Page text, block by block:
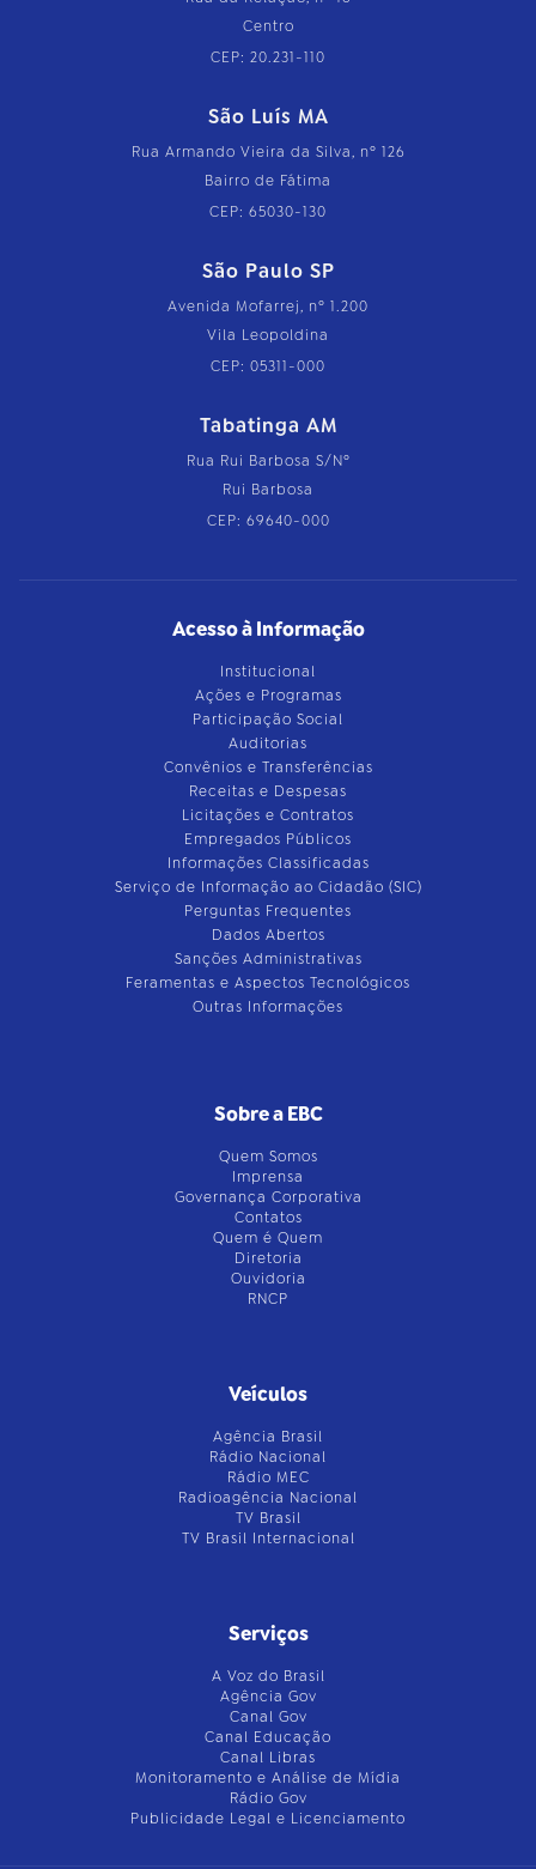
Centro
CEP: 20.231-110
São Luís MA
Rua Armando Vieira da Silva, nº 126
Bairro de Fátima
CEP: 65030-130
São Paulo SP
Avenida Mofarrej, nº 1.200
Vila Leopoldina
CEP: 05311-000
Tabatinga AM
Rua Rui Barbosa S/Nº
Rui Barbosa
CEP: 69640-000
Acesso à Informação
Institucional
Ações e Programas
Participação Social
Auditorias
Convênios e Transferências
Receitas e Despesas
Licitações e Contratos
Empregados Públicos
Informações Classificadas
Serviço de Informação ao Cidadão (SIC)
Perguntas Frequentes
Dados Abertos
Sanções Administrativas
Feramentas e Aspectos Tecnológicos
Outras Informações
Sobre a EBC
Quem Somos
Imprensa
Governança Corporativa
Contatos
Quem é Quem
Diretoria
Ouvidoria
RNCP
Veículos
Agência Brasil
Rádio Nacional
Rádio MEC
Radioagência Nacional
TV Brasil
TV Brasil Internacional
Serviços
A Voz do Brasil
Agência Gov
Canal Gov
Canal Educação
Canal Libras
Monitoramento e Análise de Mídia
Rádio Gov
Publicidade Legal e Licenciamento